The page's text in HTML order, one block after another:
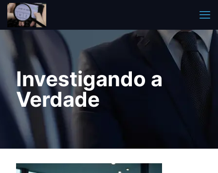
Investigando a
Verdade